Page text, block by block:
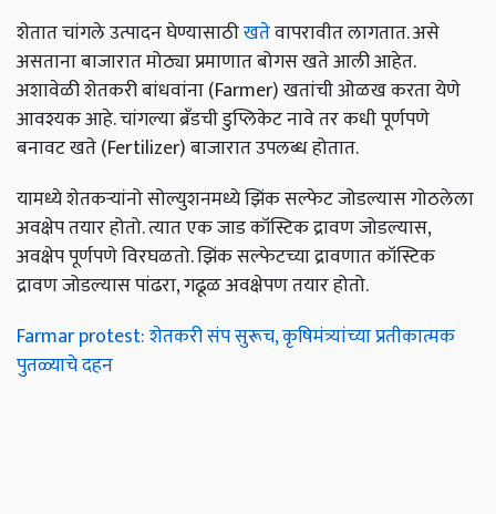
शेतात चांगले उत्पादन घेण्यासाठीखतेवापरावीत लागतात. असे
असताना बाजारात मोठ्या प्रमाणात बोगस खते आली आहेत.
अशावेळी शेतकरी बांधवांना (Farmer) खतांची ओळख करता येणे
आवश्यक आहे. चांगल्या ब्रँडची डुप्लिकेट नावे तर कधी पूर्णपणे
बनावट खते (Fertilizer) बाजारात उपलब्ध होतात.
यामध्ये शेतकऱ्यांनो सोल्युशनमध्ये झिंक सल्फेट जोडल्यास गोठलेला
अवक्षेप तयार होतो. त्यात एक जाड कॉस्टिक द्रावण जोडल्यास,
अवक्षेप पूर्णपणे विरघळतो. झिंक सल्फेटच्या द्रावणात कॉस्टिक
द्रावण जोडल्यास पांढरा, गढूळ अवक्षेपण तयार होतो.
Farmar protest: शेतकरी संप सुरूच, कृषिमंत्र्यांच्या प्रतीकात्मक
पुतळ्याचे दहन